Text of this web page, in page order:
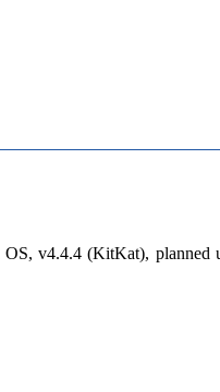
v4.4.4 (KitKat), planned